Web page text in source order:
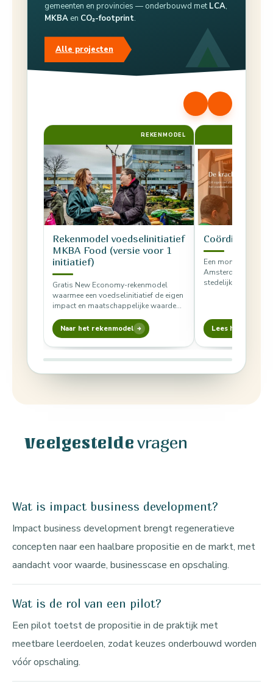
gemeenten en provincies — onderbouwd met LCA,
MKBA en CO₂-footprint.
Alle projecten
REKENMODEL
Rekenmodel voedselinitiatief
MKBA Food (versie voor 1
initiatief)
Gratis New Economy-rekenmodel
waarmee een voedselinitiatief de eigen
impact en maatschappelijke waarde
of Google…
Naar het rekenmodel
Coördinatie
Een
Amsterdam laat
stedelijke
Lees het rapport
Veelgestelde vragen
Wat is impact business development?
Impact business development brengt regeneratieve
concepten naar een haalbare propositie en de markt, met
aandacht voor waarde, businesscase en opschaling.
Wat is de rol van een pilot?
Een pilot toetst de propositie in de praktijk met
meetbare leerdoelen, zodat keuzes onderbouwd worden
vóór opschaling.